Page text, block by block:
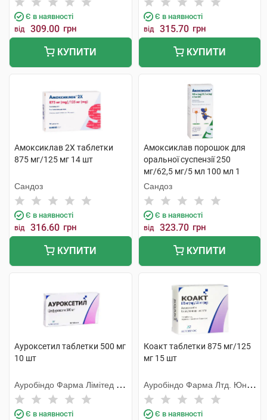
Є в наявності
від 309.00 грн
КУПИТИ
Є в наявності
від 315.70 грн
КУПИТИ
Амоксиклав 2Х таблетки
875 мг/125 мг 14 шт
Сандоз
Є в наявності
від 316.60 грн
КУПИТИ
Амоксиклав порошок для
оральної суспензії 250
мг/62,5 мг/5 мл 100 мл 1
флакон
Сандоз
Є в наявності
від 323.70 грн
КУПИТИ
Ауроксетил таблетки 500 мг
10 шт
Ауробіндо Фарма Лімітед -
Юніт ІV
Є в наявності
Коакт таблетки 875 мг/125
мг 15 шт
Ауробіндо Фарма Лтд. Юніт
VI
Є в наявності